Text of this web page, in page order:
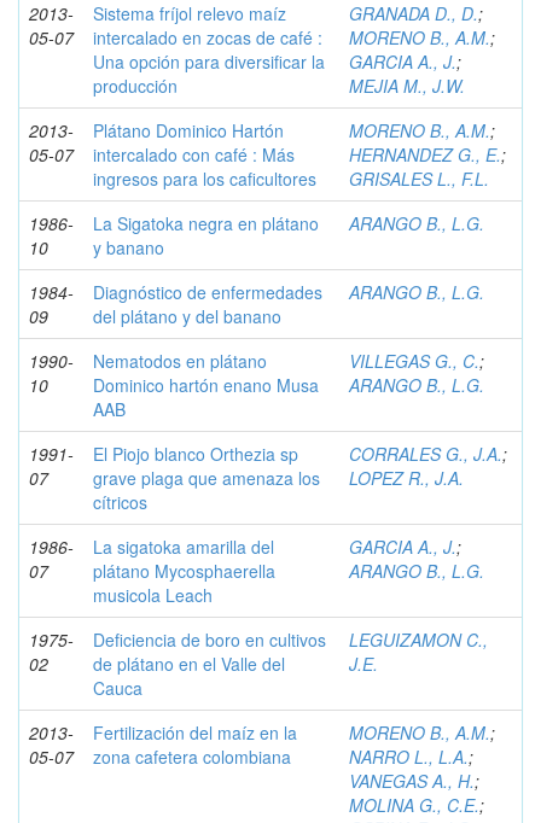
2013-
05-07
Sistema fríjol relevo maíz
intercalado en zocas de café :
Una opción para diversificar la
producción
GRANADA D., D.;
MORENO B., A.M.;
GARCIA A., J.;
MEJIA M., J.W.
2013-
05-07
Plátano Dominico Hartón
intercalado con café : Más
ingresos para los caficultores
MORENO B., A.M.;
HERNANDEZ G., E.;
GRISALES L., F.L.
1986-
10
La Sigatoka negra en plátano
y banano
ARANGO B., L.G.
1984-
09
Diagnóstico de enfermedades
del plátano y del banano
ARANGO B., L.G.
1990-
10
Nematodos en plátano
Dominico hartón enano Musa
AAB
VILLEGAS G., C.;
ARANGO B., L.G.
1991-
07
El Piojo blanco Orthezia sp
grave plaga que amenaza los
cítricos
CORRALES G., J.A.;
LOPEZ R., J.A.
1986-
07
La sigatoka amarilla del
plátano Mycosphaerella
musicola Leach
GARCIA A., J.;
ARANGO B., L.G.
1975-
02
Deficiencia de boro en cultivos
de plátano en el Valle del
Cauca
LEGUIZAMON C.,
J.E.
2013-
05-07
Fertilización del maíz en la
zona cafetera colombiana
MORENO B., A.M.;
NARRO L., L.A.;
VANEGAS A., H.;
MOLINA G., C.E.;